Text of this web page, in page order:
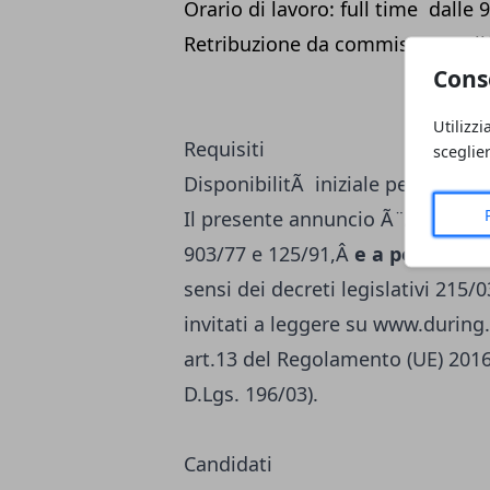
Orario di lavoro: full time dalle
Retribuzione da commisurare
Requisiti
DisponibilitÃ iniziale per le
Il presente annuncio Ã¨Â
903/77 e 125/91,Â e a persone
sensi dei decreti legislativi 215/
invitati a leggere su
art.13 del Regolamento (UE)
D.Lgs. 196/03).
Candidati